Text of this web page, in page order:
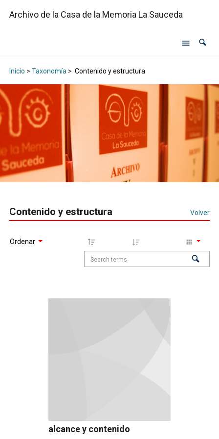
Archivo de la Casa de la Memoria La Sauceda
Inicio > Taxonomía > Contenido y estructura
Contenido y estructura Volver
Ordenar
alcance y contenido